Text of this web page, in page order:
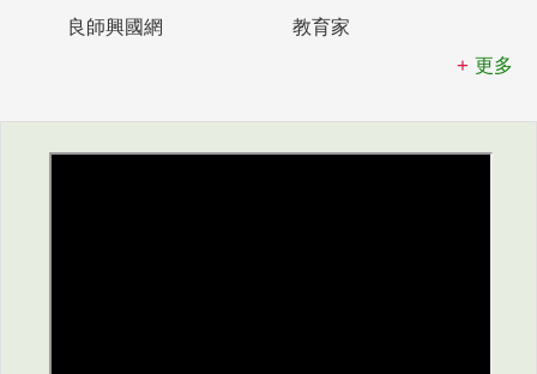
良師興國網
教育家
更多